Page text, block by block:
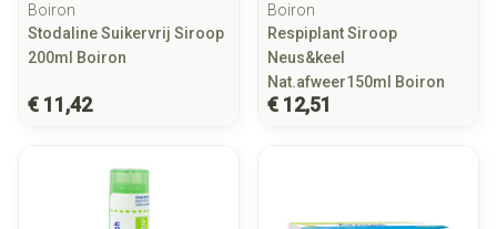
Boiron
Stodaline Suikervrij Siroop
200ml Boiron
€ 11,42
Boiron
Respiplant Siroop
Neus&keel
Nat.afweer150ml Boiron
€ 12,51